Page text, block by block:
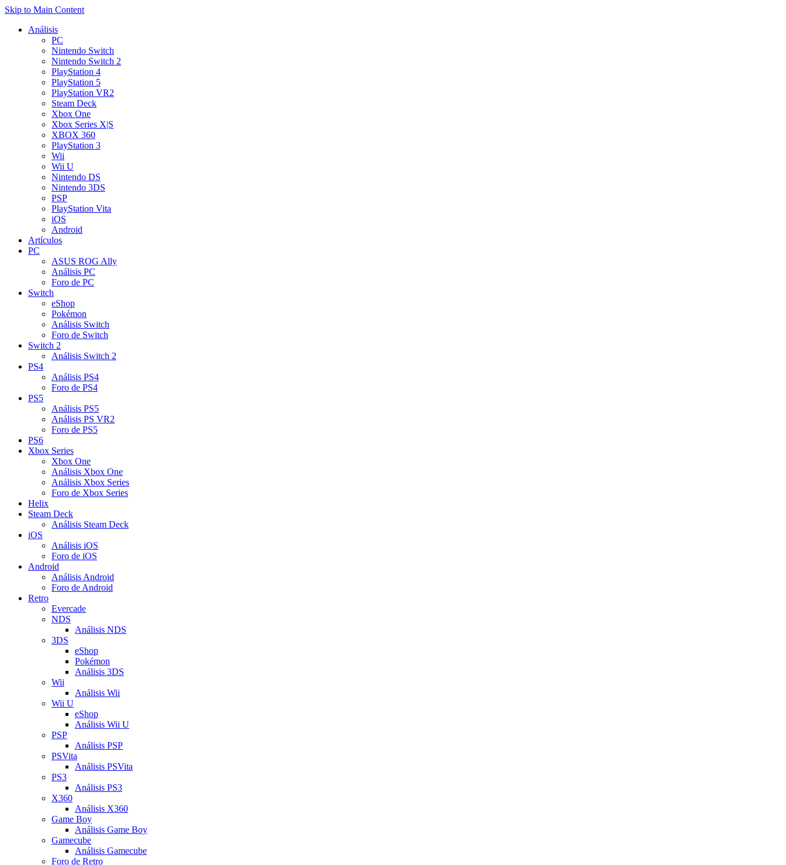
Skip to Main Content
Análisis
PC
Nintendo Switch
Nintendo Switch 2
PlayStation 4
PlayStation 5
PlayStation VR2
Steam Deck
Xbox One
Xbox Series X|S
XBOX 360
PlayStation 3
Wii
Wii U
Nintendo DS
Nintendo 3DS
PSP
PlayStation Vita
iOS
Android
Artículos
PC
ASUS ROG Ally
Análisis PC
Foro de PC
Switch
eShop
Pokémon
Análisis Switch
Foro de Switch
Switch 2
Análisis Switch 2
PS4
Análisis PS4
Foro de PS4
PS5
Análisis PS5
Análisis PS VR2
Foro de PS5
PS6
Xbox Series
Xbox One
Análisis Xbox One
Análisis Xbox Series
Foro de Xbox Series
Helix
Steam Deck
Análisis Steam Deck
iOS
Análisis iOS
Foro de iOS
Android
Análisis Android
Foro de Android
Retro
Evercade
NDS
Análisis NDS
3DS
eShop
Pokémon
Análisis 3DS
Wii
Análisis Wii
Wii U
eShop
Análisis Wii U
PSP
Análisis PSP
PSVita
Análisis PSVita
PS3
Análisis PS3
X360
Análisis X360
Game Boy
Análisis Game Boy
Gamecube
Análisis Gamecube
Foro de Retro